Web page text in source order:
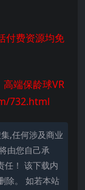
付费资源均免
端保龄球VR
732.html
,任何涉及商业
由您自己承
任！ 该下载内
除。 如若本站